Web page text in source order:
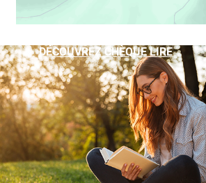
DÉCOUVREZ CHÈQUE LIRE